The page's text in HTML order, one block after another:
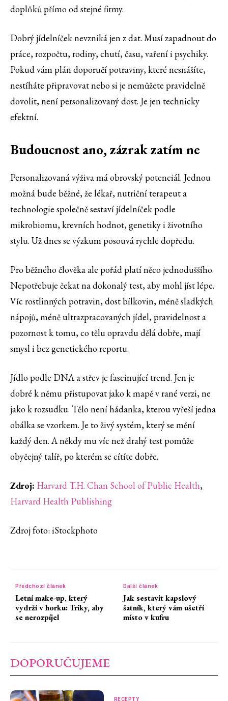
doplňků přímo od stejné firmy.
Dobrý jídelníček nevzniká jen z dat. Musí zapadnout do
práce, rozpočtu, rodiny, chutí, času, vaření i psychiky.
Pokud vám plán doporučí potraviny, které nesnášíte,
nestíháte připravovat nebo si je nemůžete pravidelně
dovolit, není personalizovaný dost. Je jen technicky
efektní.
Budoucnost ano, zázrak zatím ne
Personalizovaná výživa má obrovský potenciál. Jednou
možná bude běžné, že lékař, nutriční terapeut a
technologie společně sestaví jídelníček podle
mikrobiomu, krevních hodnot, genetiky i životního
stylu. Už dnes se výzkum posouvá rychle dopředu.
Pro běžného člověka ale pořád platí něco jednoduššího.
Nepotřebuje čekat na dokonalý test, aby mohl jíst lépe.
Víc rostlinných potravin, dost bílkovin, méně sladkých
nápojů, méně ultrazpracovaných jídel, pravidelnost a
pozornost k tomu, co tělu opravdu dělá dobře, mají
smysl i bez genetického reportu.
Jídlo podle DNA a střev je fascinující trend. Jen je
dobré k němu přistupovat jako k mapě v rané verzi, ne
jako k rozsudku. Tělo není hádanka, kterou vyřeší jedna
obálka se vzorkem. Je to živý systém, který se mění
každý den. A někdy mu víc než drahý test pomůže
obyčejný talíř, po kterém se cítíte dobře.
Zdroj: Harvard T.H. Chan School of Public Health⁠,
Harvard Health Publishing
⁠Zdroj foto: iStockphoto
Předchozí článek
Letní make-up, který
vydrží v horku: Triky, aby
se nerozpíjel
Další článek
Jak sestavit kapslový
šatník, který vám ušetří
místo v kufru
DOPORUČUJEME
RECEPTY